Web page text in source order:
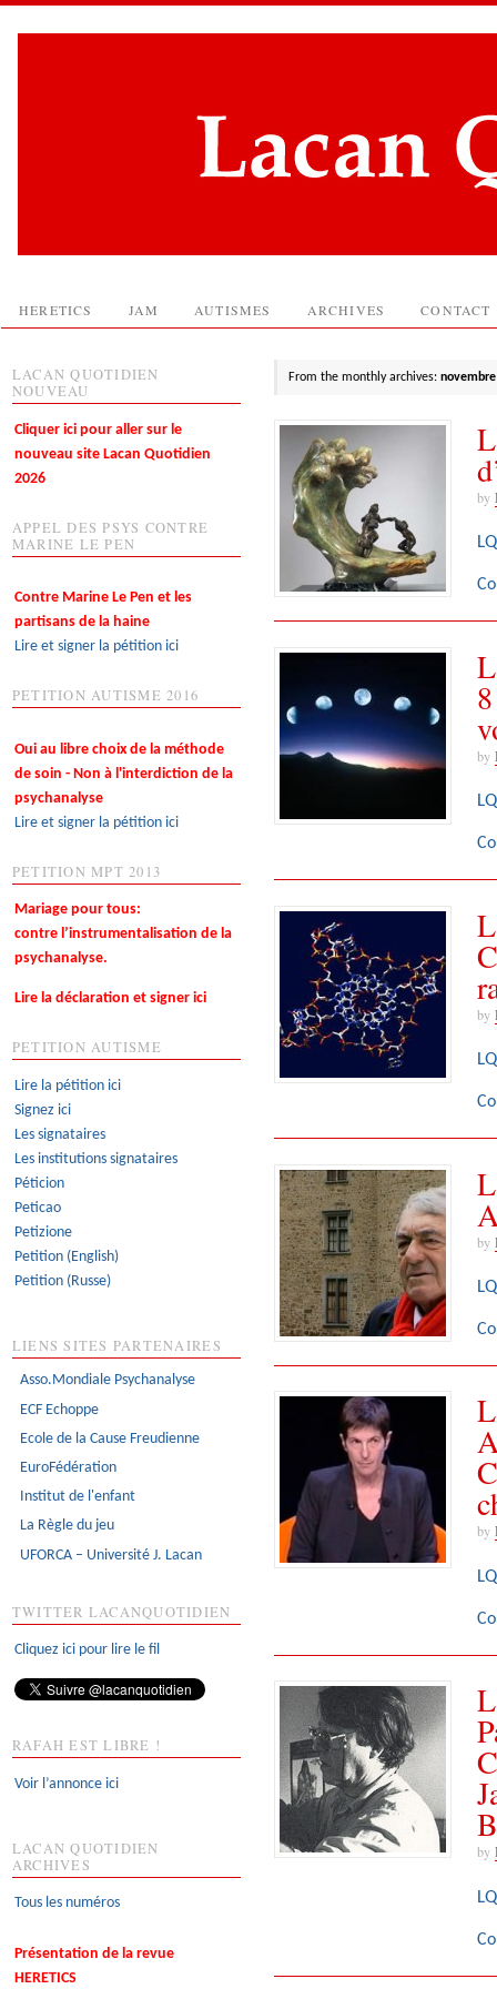
HERETICS JAM AUTISMES ARCHIVES CONTACT
From the monthly archives:
by
by
by
by
by
by
LACAN QUOTIDIEN
NOUVEAU
Cliquer ici pour aller sur le
nouveau site Lacan Quotidien
2026
APPEL DES PSYS CONTRE
MARINE LE PEN
Contre Marine Le Pen et les
partisans de la haine
Lire et signer la pétition ici
PETITION AUTISME 2016
Oui au libre choix de la méthode
de soin - Non à l'interdiction de la
psychanalyse
Lire et signer la pétition ici
PETITION MPT 2013
Mariage pour tous:
contre l’instrumentalisation de la
psychanalyse.
Lire la déclaration et signer ici
PETITION AUTISME
Lire la pétition ici
Signez ici
Les signataires
Les institutions signataires
Péticion
Peticao
Petizione
Petition (English)
Petition (Russe)
LIENS SITES PARTENAIRES
Asso.Mondiale Psychanalyse
ECF Echoppe
Ecole de la Cause Freudienne
EuroFédération
Institut de l'enfant
La Règle du jeu
UFORCA – Université J. Lacan
TWITTER LACANQUOTIDIEN
Cliquez ici pour lire le fil
RAFAH EST LIBRE !
Voir l’annonce ici
LACAN QUOTIDIEN
ARCHIVES
Tous les numéros
Présentation de la revue
HERETICS